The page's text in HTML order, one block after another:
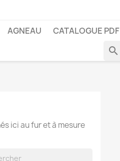
AGNEAU CATALOGUE PDF
search
ici au fur et à mesure